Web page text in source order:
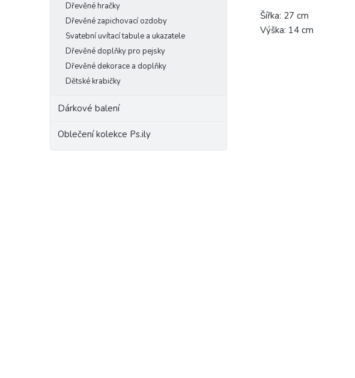
Dřevěné hračky
Dřevěné zapichovací ozdoby
Svatební uvítací tabule a ukazatele
Dřevěné doplňky pro pejsky
Dřevěné dekorace a doplňky
Dětské krabičky
Dárkové balení
Oblečení kolekce Ps.ily
Šířka: 27 cm
Výška: 14 cm